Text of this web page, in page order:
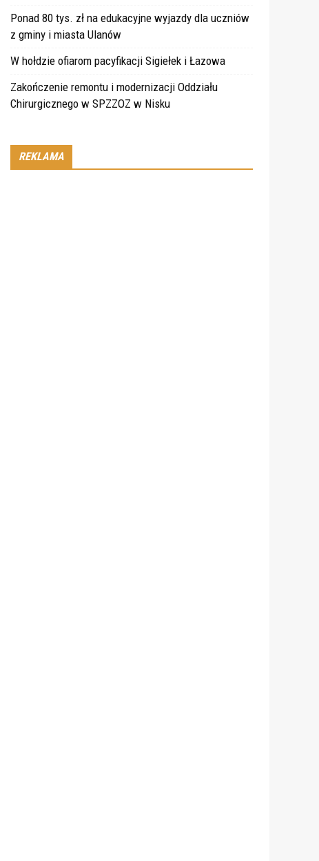
Ponad 80 tys. zł na edukacyjne wyjazdy dla uczniów
z gminy i miasta Ulanów
W hołdzie ofiarom pacyfikacji Sigiełek i Łazowa
Zakończenie remontu i modernizacji Oddziału
Chirurgicznego w SPZZOZ w Nisku
REKLAMA